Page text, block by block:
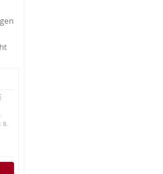
8.